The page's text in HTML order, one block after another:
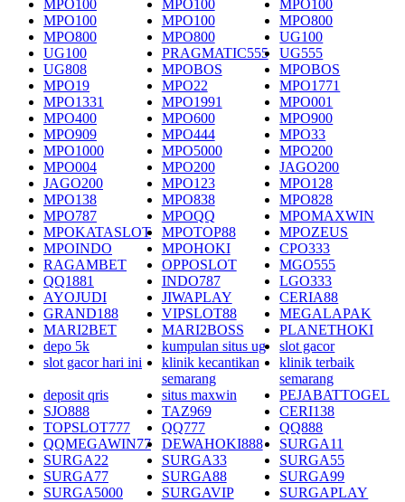
MPO100 MPO100
MPO100
MPO100
MPO100
MPO800
MPO800
MPO800
UG100
UG100
PRAGMATIC555
UG555
UG808
MPOBOS
MPOBOS
MPO19
MPO22
MPO1771
MPO1331
MPO1991
MPO001
MPO400
MPO600
MPO900
MPO909
MPO444
MPO33
MPO1000
MPO5000
MPO200
MPO004
MPO200
JAGO200
JAGO200
MPO123
MPO128
MPO138
MPO838
MPO828
MPO787
MPOQQ
MPOMAXWIN
MPOKATASLOT
MPOTOP88
MPOZEUS
MPOINDO
MPOHOKI
CPO333
RAGAMBET
OPPOSLOT
MGO555
QQ1881
INDO787
LGO333
AYOJUDI
JIWAPLAY
CERIA88
GRAND188
VIPSLOT88
MEGALAPAK
MARI2BET
MARI2BOSS
PLANETHOKI
depo 5k
kumpulan situs ug
slot gacor
slot gacor hari ini
klinik kecantikan
semarang
klinik terbaik
semarang
deposit qris
situs maxwin
PEJABATTOGEL
SJO888
TAZ969
CERI138
TOPSLOT777
QQ777
QQ888
QQMEGAWIN77
DEWAHOKI888
SURGA11
SURGA22
SURGA33
SURGA55
SURGA77
SURGA88
SURGA99
SURGA5000
SURGAVIP
SURGAPLAY